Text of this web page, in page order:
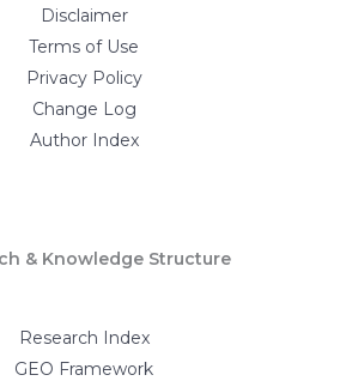
Disclaimer
Terms of Use
Privacy Policy
Change Log
Author Index
& Knowledge Structure
Research Index
GEO Framework